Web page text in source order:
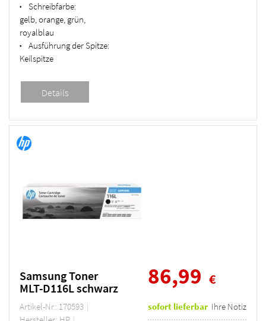
•
Schreibfarbe:
gelb, orange, grün,
royalblau
•
Ausführung der Spitze:
Keilspitze
Samsung Toner
MLT-D116L schwarz
Artikel-Nr.: 170593
86,99 €
sofort lieferbar Ihre Notiz